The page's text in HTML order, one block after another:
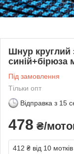
Шнур
синій+бірюза
Під замовлення
Тільки опт
Відправка з 15
478 ₴/
412 ₴ від 10 мотків